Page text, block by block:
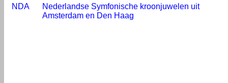
NDA
Nederlandse Symfonische kroonjuwelen uit
Amsterdam en Den Haag